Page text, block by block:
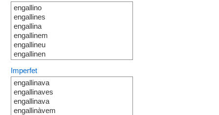
engallino
engallines
engallina
engallinem
engallineu
engallinen
Imperfet
engallinava
engallinaves
engallinava
engallinàvem